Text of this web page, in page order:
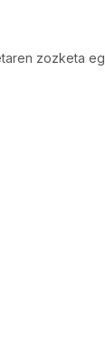
zozketa